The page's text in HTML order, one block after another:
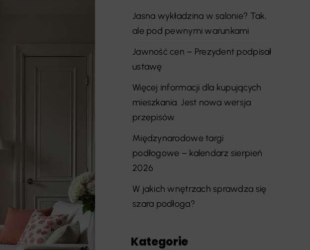
Jasna wykładzina w salonie? Tak,
ale pod pewnymi warunkami
Jawność cen – Prezydent podpisał
ustawę
Więcej informacji dla kupujących
mieszkania. Jest nowa wersja
przepisów
Międzynarodowe targi
podłogowe – kalendarz sierpień
2026
W jakich wnętrzach sprawdza się
szara podłoga?
Kategorie